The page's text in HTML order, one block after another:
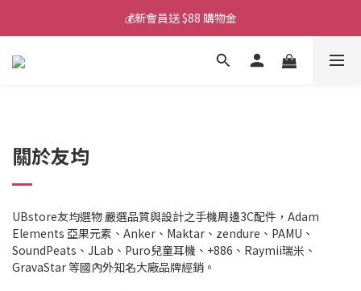
💰新會員送 $88 購物金
💰新會員送 $88 購物金
📱iPhone 17 充電挑選懶人包
關於友均
UBstore友均選物 嚴選品質與設計之手機周邊3C配件，Adam
Elements 亞果元素、Anker、Maktar、zendure、PAMU、
SoundPeats、JLab、Puro兒童耳機、+886、Raymii瑞米、
GravaStar 等國內外知名大廠品牌經銷。